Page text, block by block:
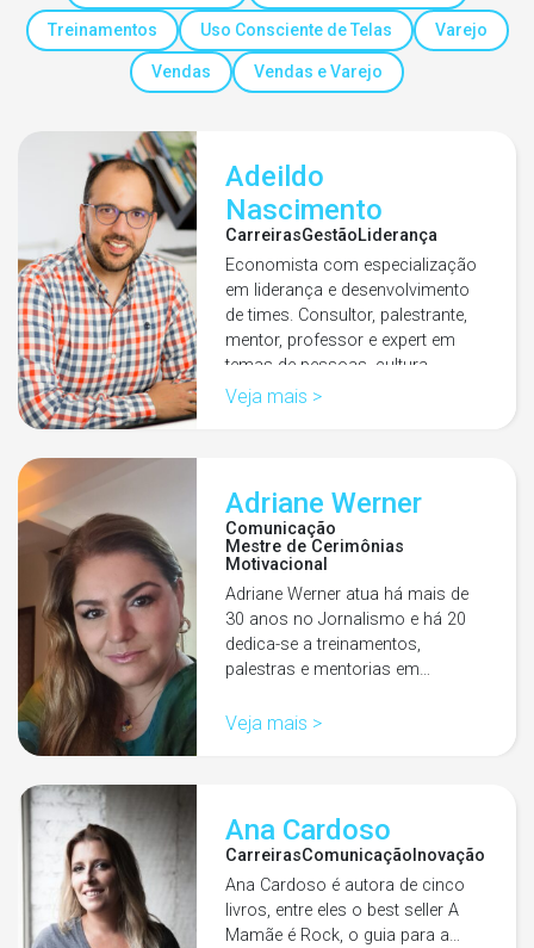
Treinamentos Uso Consciente de Telas Varejo
Vendas Vendas e Varejo
Adeildo
Nascimento
CarreirasGestãoLiderança
Economista com especialização
em liderança e desenvolvimento
de times. Consultor, palestrante,
mentor, professor e expert em
temas de pessoas, cultura…
Veja mais >
Adriane Werner
Comunicação
Mestre de Cerimônias
Motivacional
Adriane Werner atua há mais de
30 anos no Jornalismo e há 20
dedica-se a treinamentos,
palestras e mentorias em…
Veja mais >
Ana Cardoso
CarreirasComunicação Inovação
Ana Cardoso é autora de cinco
livros, entre eles o best seller A
Mamãe é Rock, o guia para a…